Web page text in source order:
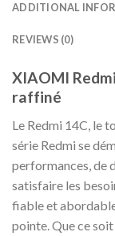
ADDITIONAL
REVIEWS (0)
XIAOMI
raffiné
Le Redmi 14C, le
série Redmi se
performances, de
satisfaire les
fiable et
pointe. Que ce